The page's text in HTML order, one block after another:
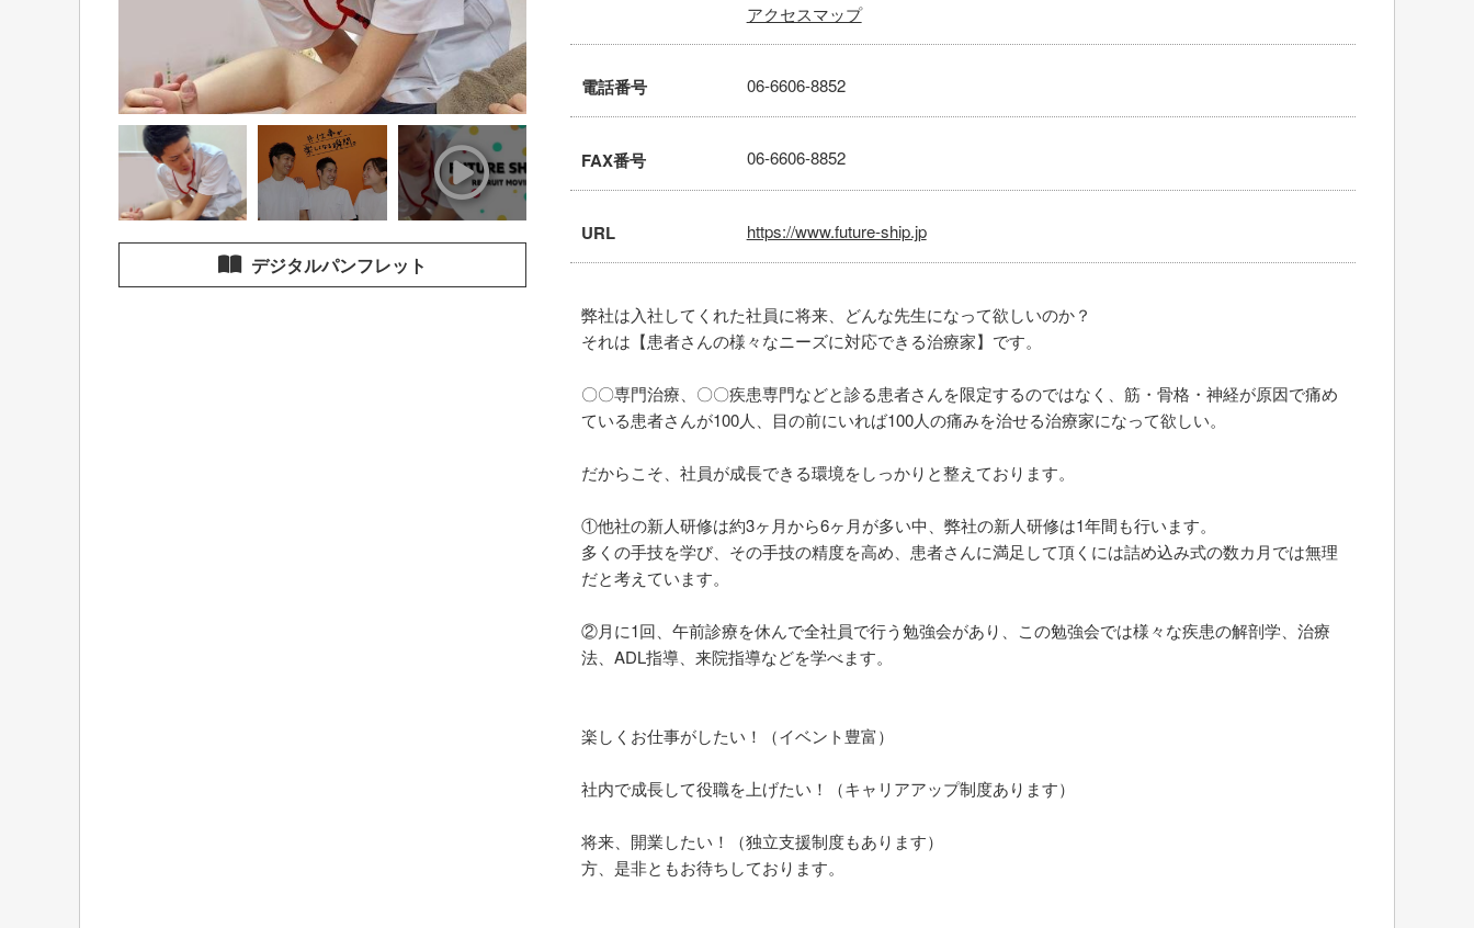
デジタルパンフレット
アクセスマップ
電話番号 06-6606-8852
FAX番号 06-6606-8852
URL https://www.future-ship.jp
弊社は入社してくれた社員に将来、どんな先生になって欲しいのか？
それは【患者さんの様々なニーズに対応できる治療家】です。
〇〇専門治療、〇〇疾患専門などと診る患者さんを限定するのではなく、筋・骨格・神経が原因で痛め
ている患者さんが100人、目の前にいれば100人の痛みを治せる治療家になって欲しい。
だからこそ、社員が成長できる環境をしっかりと整えております。
①他社の新人研修は約3ヶ月から6ヶ月が多い中、弊社の新人研修は1年間も行います。
多くの手技を学び、その手技の精度を高め、患者さんに満足して頂くには詰め込み式の数カ月では無理
だと考えています。
②月に1回、午前診療を休んで全社員で行う勉強会があり、この勉強会では様々な疾患の解剖学、治療
法、ADL指導、来院指導などを学べます。
楽しくお仕事がしたい！（イベント豊富）
社内で成長して役職を上げたい！（キャリアアップ制度あります）
将来、開業したい！（独立支援制度もあります）
方、是非ともお待ちしております。